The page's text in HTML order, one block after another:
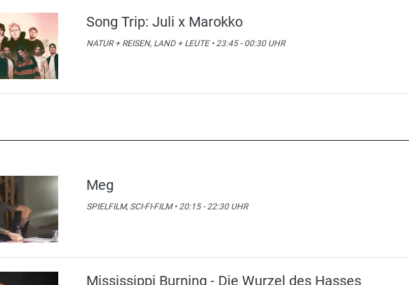
Song Trip: Juli x Marokko
NATUR + REISEN, LAND + LEUTE • 23:45 - 00:30 UHR
Meg
SPIELFILM, SCI-FI-FILM • 20:15 - 22:30 UHR
Mississippi Burning - Die Wurzel des Hasses